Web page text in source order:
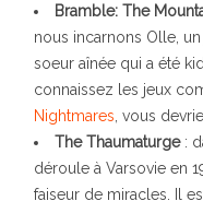
Bramble: The
nous incarnons Olle,
soeur aînée qui a été
connaissez les jeux
Nightmares , vous
The Thaumaturge:
déroule à Varsovie en
faiseur de miracles. Il